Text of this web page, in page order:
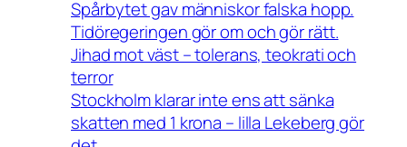
Spårbytet gav människor falska hopp.
Tidöregeringen gör om och gör rätt.
Jihad mot väst – tolerans, teokrati och
terror
Stockholm klarar inte ens att sänka
skatten med 1 krona – lilla Lekeberg gör